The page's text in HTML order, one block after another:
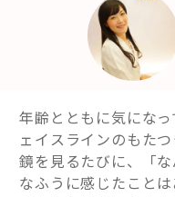
年齢とともに気にな
ェイスラインのもたつ
鏡を見るたびに、「
なふうに感じたこと